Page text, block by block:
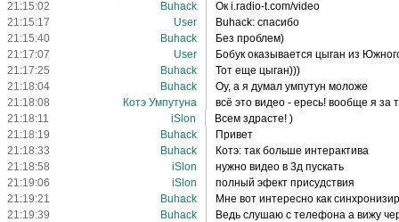
21:15:02
Buhack
Ок i.radio-t.com/video
21:15:17
User
Buhack: спасибо
21:15:40
Buhack
Без проблем)
21:17:07
User
Бобук оказывается цыган из
21:17:25
Buhack
Тот еще цыган)))
21:18:04
Buhack
Оу, а я думал умпутун моложе
21:18:08
Котэ Умпутуна
всё это видео - ересь! вообще я за
21:18:11
iSlon
Всем здрасте! )
21:18:19
Buhack
Привет
21:18:33
Buhack
Котэ: так больше интерактива
21:18:58
iSlon
нужно видео в 3д пускать
21:19:06
iSlon
полный эфект присудствия
21:19:21
Buhack
Мне вот интересно как
21:19:39
Buhack
Ведь слушаю с телефона а вижу